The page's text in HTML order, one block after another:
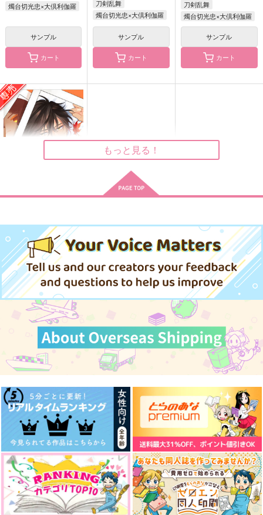
けんげん！
nem
629円（税込）
大倶利伽羅×燭台切光忠
サンプル
作品詳細
無糖スペクタクル
822円（税込）
冨岡義勇×胡蝶しのぶ
無糖スペクタクル
822円
冨岡義勇×胡蝶しのぶ
夏灰に埋む
かぼすサイダー
円 （税込）
燭台切光忠
サンプル
作品詳細
今日は折れてもいい日
燭台切光忠×審神者
サンプル
作品詳細
傷の記憶
こんがらがる
1,887
燭台切光忠
サンプル
作品詳細
燭台切光忠×大倶利伽羅
サンプル
カート
刀剣乱舞
燭台切光忠×大倶利伽羅
サンプル
カート
刀剣乱舞
燭台切光忠×大倶利伽羅
サンプル
カート
はこにわ。
専売 707 （税込）
刀剣乱舞
燭台切光忠×大倶利伽羅
サンプル
カート
もっと見る！